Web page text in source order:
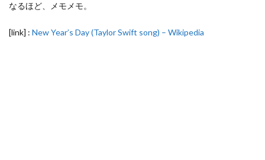
なるほど、メモメモ。
[link] : New Year’s Day (Taylor Swift song) – Wikipedia